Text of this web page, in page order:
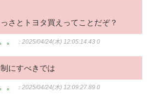
さとトヨタ買えってことだぞ？
。 ：2025/04/24(木) 12:05:14.43 0
にすべきでは
。 ：2025/04/24(木) 12:09:27.89 0